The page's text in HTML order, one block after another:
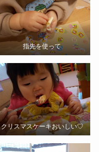
指先を使って
クリスマスケーキおいしい♡